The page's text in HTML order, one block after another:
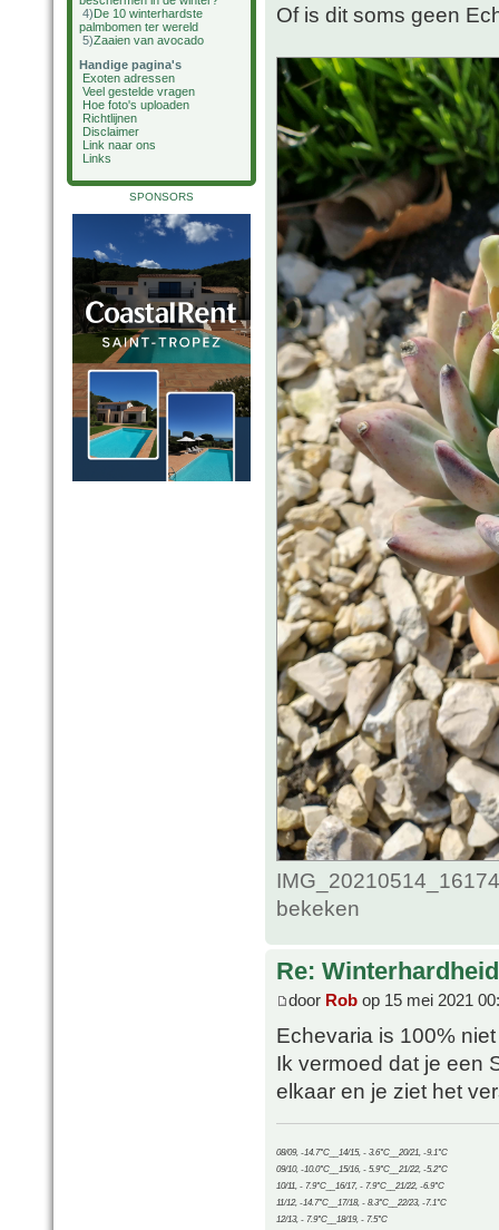
4)De 10 winterhardste
palmbomen ter wereld
5)Zaaien van avocado
Handige pagina's
Exoten adressen
Veel gestelde vragen
Hoe foto's uploaden
Richtlijnen
Disclaimer
Link naar ons
Links
SPONSORS
Of is dit soms geen
bekeken
Re:
door Rob op 15 mei 2021
Echevaria is 100%
Ik vermoed dat je een
elkaar en je ziet het
08/09, -14.7°C__14/15, - 3.6°C__20/21, -9.1°C
09/10, -10.0°C__15/16, - 5.9°C__21/22, -5.2°C
10/11, - 7.9°C__16/17, - 7.9°C__21/22, -6.9°C
11/12, -14.7°C__17/18, - 8.3°C__22/23, -7.1°C
12/13, - 7.9°C__18/19, - 7.5°C